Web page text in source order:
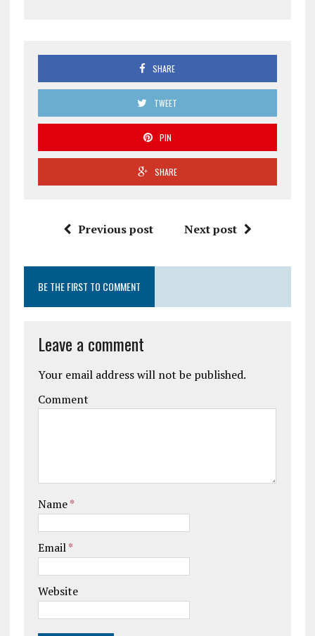
SHARE
TWEET
PIN
SHARE
Previous post Next post
BE THE FIRST TO COMMENT
Leave a comment
Your email address will not be published.
Comment
Name*
Email*
Website